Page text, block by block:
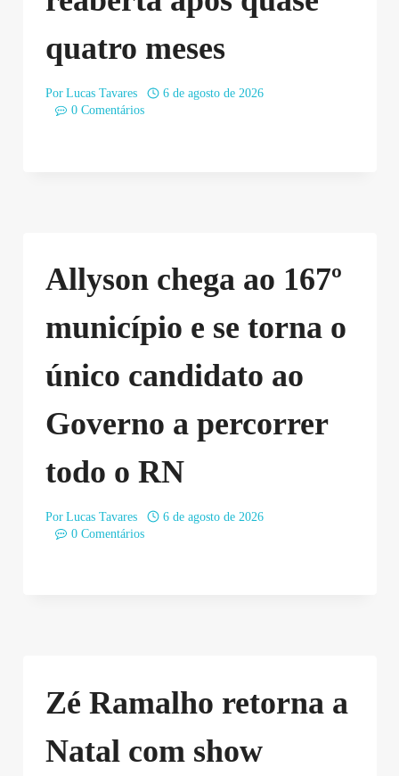
quatro meses
Por Lucas Tavares
6 de agosto de 2026
0 Comentários
Allyson chega ao 167º
município e se torna o
único candidato ao
Governo a percorrer
todo o RN
Por Lucas Tavares
6 de agosto de 2026
0 Comentários
Zé Ramalho retorna a
Natal com show